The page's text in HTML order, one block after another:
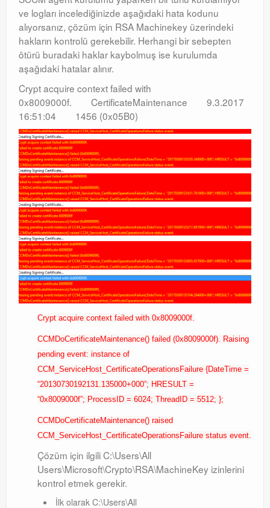
ve logları incelediğinizde aşağıdaki hata kodunu
alıyorsanız, çözüm için RSA Machinekey üzerindeki
hakların kontrolü gerekebilir. Herhangi bir sebepten
ötürü buradaki haklar kaybolmuş ise kurulumda
aşağıdaki hatalar alınır.
Crypt acquire context failed with
0x8009000f. CertificateMaintenance 9.3.2017
16:51:04 1456 (0x05B0)
Crypt acquire context failed with 0x8009000f.
CCMDoCertificateMaintenance() failed (0x8009000f). Raising
pending event: instance of
CCM_ServiceHost_CertificateOperationsFailure {DateTime =
“20130730192131.135000+000”; HRESULT =
“0x8009000f”; ProcessID = 6024; ThreadID = 5512; };
CCMDoCertificateMaintenance() raised
CCM_ServiceHost_CertificateOperationsFailure status event.
Çözüm için ilgili C:\Users\All
Users\Microsoft\Crypto\RSA\MachineKey izinlerini
kontrol etmek gerekir.
İlk olarak C:\Users\All